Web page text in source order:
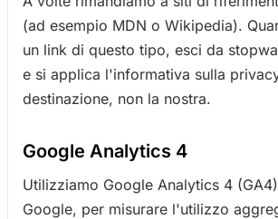
(ad esempio MDN o Wikipedia).
un link di questo tipo, esci da
e si applica l'informativa sulla
destinazione, non la nostra.
Google Analytics 4
Utilizziamo Google Analytics 4
Google, per misurare l'utilizzo